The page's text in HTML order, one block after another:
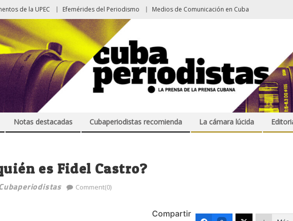
de la UPEC Efemérides del Periodismo Medios de Comunicación en Cuba
Notas destacadas Cubaperiodistas recomienda La cámara lúcida
es Fidel Castro?
Comment(0)
Compartir